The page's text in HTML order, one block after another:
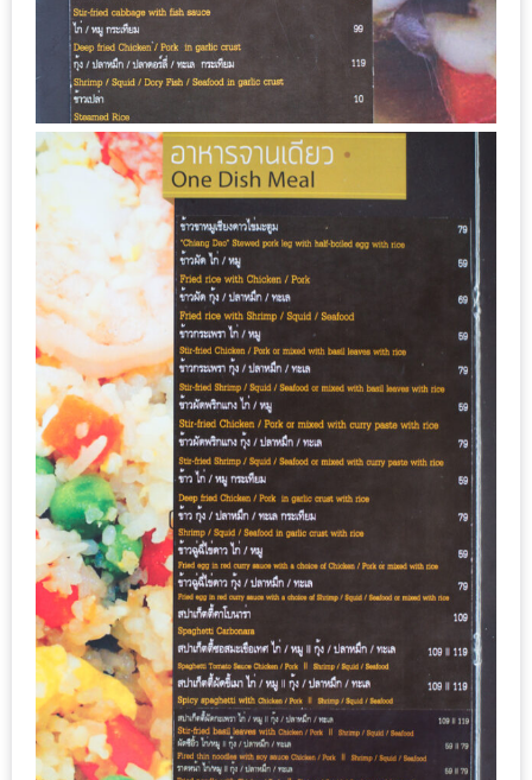
ประกาศ
ผล
ผู้
โชค
ดี
กับ
น้า
อ้วน
ครั้ง
ที่
1
พา
เพื่อน
มา
ม่วน
กั๋น
บน
INSTAGRAM
รวม
โปร
โม